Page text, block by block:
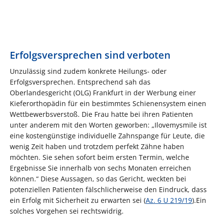
Erfolgsversprechen sind verboten
Unzulässig sind zudem konkrete Heilungs- oder
Erfolgsversprechen. Entsprechend sah das
Oberlandesgericht (OLG) Frankfurt in der Werbung einer
Kieferorthopädin für ein bestimmtes Schienensystem einen
Wettbewerbsverstoß. Die Frau hatte bei ihren Patienten
unter anderem mit den Worten geworben: „Ilovemysmile ist
eine kostengünstige individuelle Zahnspange für Leute, die
wenig Zeit haben und trotzdem perfekt Zähne haben
möchten. Sie sehen sofort beim ersten Termin, welche
Ergebnisse Sie innerhalb von sechs Monaten erreichen
können.“ Diese Aussagen, so das Gericht, weckten bei
potenziellen Patienten fälschlicherweise den Eindruck, dass
ein Erfolg mit Sicherheit zu erwarten sei (Az. 6 U 219/19).Ein
solches Vorgehen sei rechtswidrig.